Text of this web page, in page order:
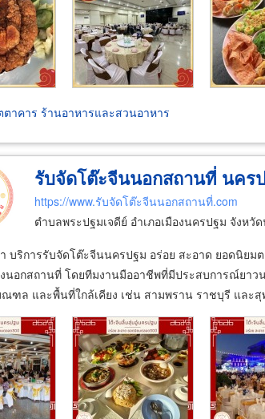
ตาคาร ร้านอาหารและสวนอาหาร
รับจัดโต๊ะจีนนอกสถานที่ นคร
https://www.รับจัดโต๊ะจีนนอกสถานที่.com
ตำบลพระปฐมเจดีย์ อำเภอเมืองนครปฐม จังหวั
บริการรับจัดโต๊ะจีนนครปฐม อร่อย สะอาด ยอดนิยม
นอกสถานที่ โดยทีมงานมืออาชีพที่มีประสบการณ์ยาว
ณฑล และพื้นที่ใกล้เคียง เช่น สามพราน ราชบุรี และ